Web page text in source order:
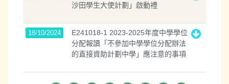
沙田學生大使計劃」啟動禮
18/10/2024
E241018-1 2023-2025年度中學學位
分配報讀「不參加中學學位分配辦法
的直接資助計劃中學」應注意的事項